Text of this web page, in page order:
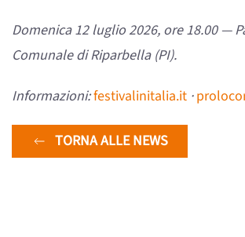
Domenica 12 luglio 2026, ore 18.00 —
Comunale di Riparbella (PI).
Informazioni:festivalinitalia.it ·
TORNA ALLE NEWS